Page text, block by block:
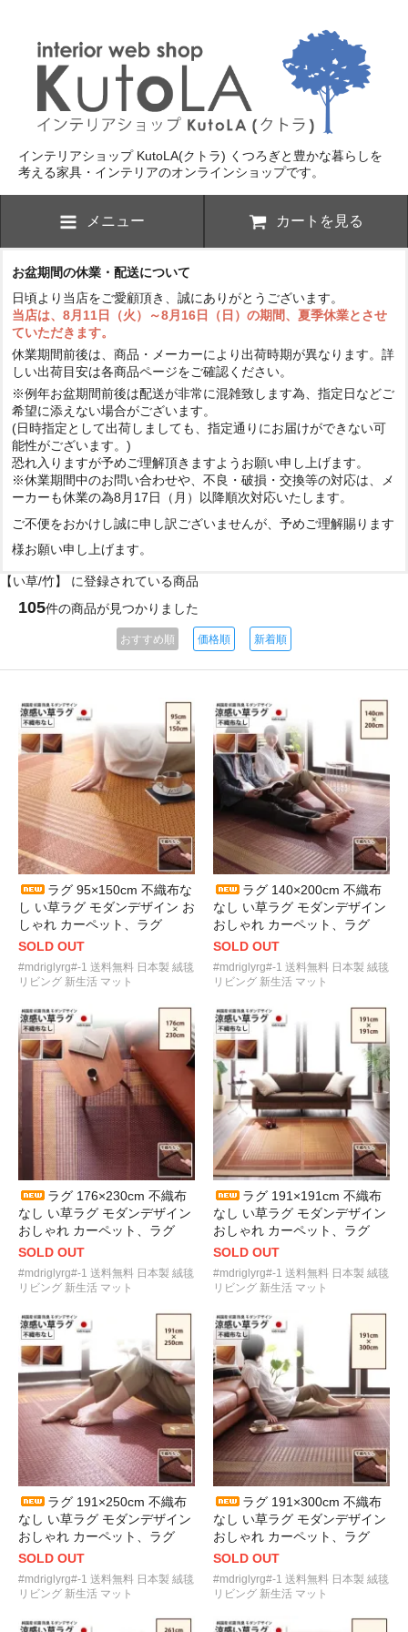
インテリアショップ KutoLA(クトラ) くつろぎと豊かな暮らしを
考える家具・インテリアのオンラインショップです。
メニュー カートを見る
お盆期間の休業・配送について
日頃より当店をご愛顧頂き、誠にありがとうございます。
当店は、8月11日（火）～8月16日（日）の期間、夏季休業とさせ
ていただきます。
休業期間前後は、商品・メーカーにより出荷時期が異なります。詳
しい出荷目安は各商品ページをご確認ください。
※例年お盆期間前後は配送が非常に混雑致します為、指定日などご
希望に添えない場合がございます。
(日時指定として出荷しましても、指定通りにお届けができない可
能性がございます。)
恐れ入りますが予めご理解頂きますようお願い申し上げます。
※休業期間中のお問い合わせや、不良・破損・交換等の対応は、メ
ーカーも休業の為8月17日（月）以降順次対応いたします。
ご不便をおかけし誠に申し訳ございませんが、予めご理解賜ります
様お願い申し上げます。
【い草/竹】 に登録されている商品
105件の商品が見つかりました
おすすめ順 価格順 新着順
ラグ 95×150cm 不織布な
し い草ラグ モダンデザイン お
しゃれ カーペット、ラグ
SOLD OUT
#mdriglyrg#-1 送料無料 日本製 絨毯
リビング 新生活 マット
ラグ 140×200cm 不織布
なし い草ラグ モダンデザイン
おしゃれ カーペット、ラグ
SOLD OUT
#mdriglyrg#-1 送料無料 日本製 絨毯
リビング 新生活 マット
ラグ 176×230cm 不織布
なし い草ラグ モダンデザイン
おしゃれ カーペット、ラグ
SOLD OUT
#mdriglyrg#-1 送料無料 日本製 絨毯
リビング 新生活 マット
ラグ 191×191cm 不織布
なし い草ラグ モダンデザイン
おしゃれ カーペット、ラグ
SOLD OUT
#mdriglyrg#-1 送料無料 日本製 絨毯
リビング 新生活 マット
ラグ 191×250cm 不織布
なし い草ラグ モダンデザイン
おしゃれ カーペット、ラグ
SOLD OUT
#mdriglyrg#-1 送料無料 日本製 絨毯
リビング 新生活 マット
ラグ 191×300cm 不織布
なし い草ラグ モダンデザイン
おしゃれ カーペット、ラグ
SOLD OUT
#mdriglyrg#-1 送料無料 日本製 絨毯
リビング 新生活 マット